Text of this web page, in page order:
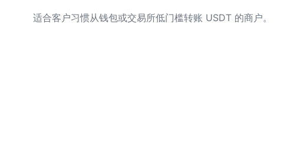
适合客户习惯从钱包或交易所低门槛转账 USDT 的商户。